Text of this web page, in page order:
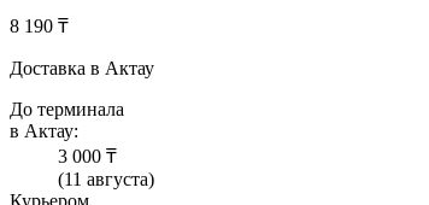
8 190 ₸
Доставка в Актау
До терминала
в Актау:
3 000 ₸
(11 августа)